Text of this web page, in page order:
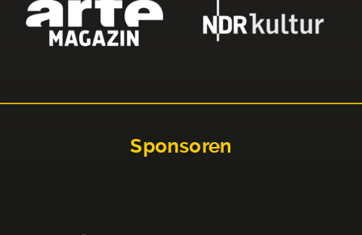
Sponsoren